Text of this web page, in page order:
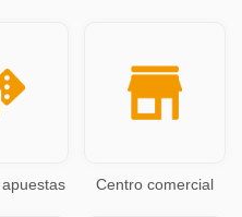
Centro comercial